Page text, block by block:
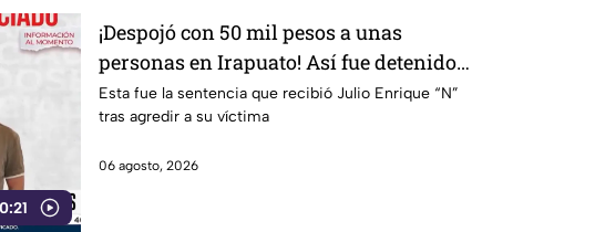
0:21
¡Despojó con 50 mil pesos a unas
personas en Irapuato! Así fue detenido
el presunto responsable
Esta fue la sentencia que recibió Julio Enrique “N”
tras agredir a su víctima
06 agosto, 2026